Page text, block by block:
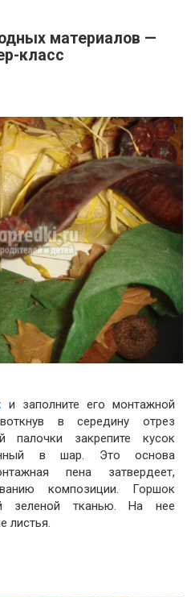
материалов —
класс
и заполните его монтажной
в середину отрез
закрепите кусок
в шар. Это основа
пена затвердеет,
композиции. Горшок
зеленой тканью. На нее
листья.